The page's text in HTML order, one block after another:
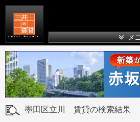
メ
墨田区立川 賃貸の検索結果